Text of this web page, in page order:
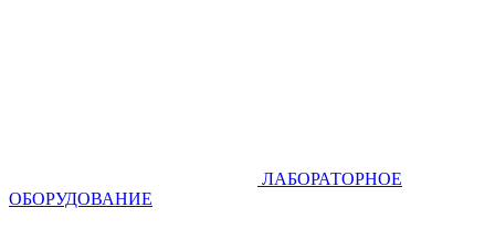
ЛАБОРАТОРНОЕ
ОБОРУДОВАНИЕ